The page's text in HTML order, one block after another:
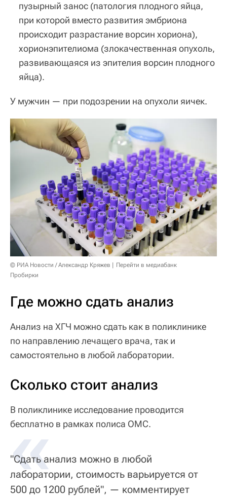
пузырный занос (патология плодного яйца,
при которой вместо развития эмбриона
происходит разрастание ворсин хориона),
хорионэпителиома (злокачественная опухоль,
развивающаяся из эпителия ворсин плодного
яйца).
У мужчин — при подозрении на опухоли яичек.
© РИА Новости / Александр Кряжев
Перейти в медиабанк
Пробирки
Где можно сдать анализ
Анализ на ХГЧ можно сдать как в поликлинике
по направлению лечащего врача, так и
самостоятельно в любой лаборатории.
Сколько стоит анализ
В поликлинике исследование проводится
бесплатно в рамках полиса ОМС.
«
"Сдать анализ можно в любой
лаборатории, стоимость варьируется от
500 до 1200 рублей", — комментирует